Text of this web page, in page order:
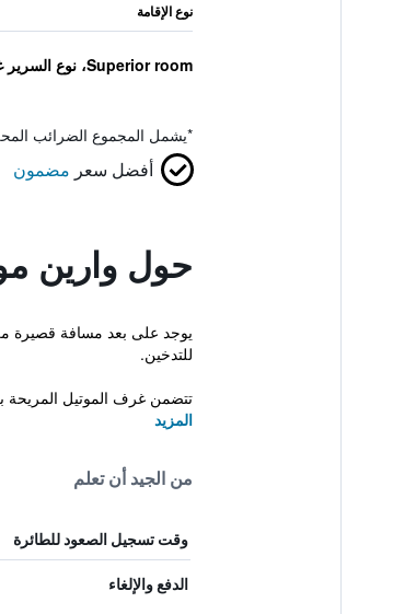
نوع الإقامة
Superior room، نوع السرير غير معروف
*يشمل المجموع الضرائب
أفضل سعر مضمون
حول وارين
للتدخين.
تتضمن غرف الموتيل المريحة
المزيد
من الجيد أن تعلم
وقت تسجيل الصعود للطائرة
الدفع والإلغاء